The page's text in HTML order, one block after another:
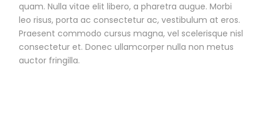
quam. Nulla vitae elit libero, a pharetra augue. Morbi
leo risus, porta ac consectetur ac, vestibulum at eros.
Praesent commodo cursus magna, vel scelerisque nisl
consectetur et. Donec ullamcorper nulla non metus
auctor fringilla.